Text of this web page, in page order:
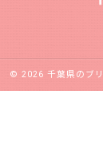
© 2026 千葉県のブ